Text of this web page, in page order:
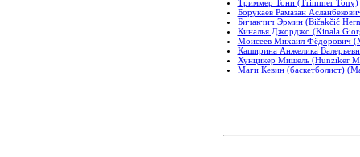
Триммер Тони (Trimmer Tony)
Борукаев Рамазан
Бичакчич Эрмин (Bičakčić
Киналья Джорджо (Kinala
Моисеев Михаил Фёдорович
Каширина Анжелика
Хунцикер Мишель (Hunziker
Маги Кевин (баскетболист)